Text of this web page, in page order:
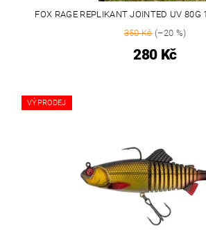
FOX RAGE REPLIKANT JOINTED UV 80G
350 Kč(–20 %)
280 Kč
VÝPRODEJ